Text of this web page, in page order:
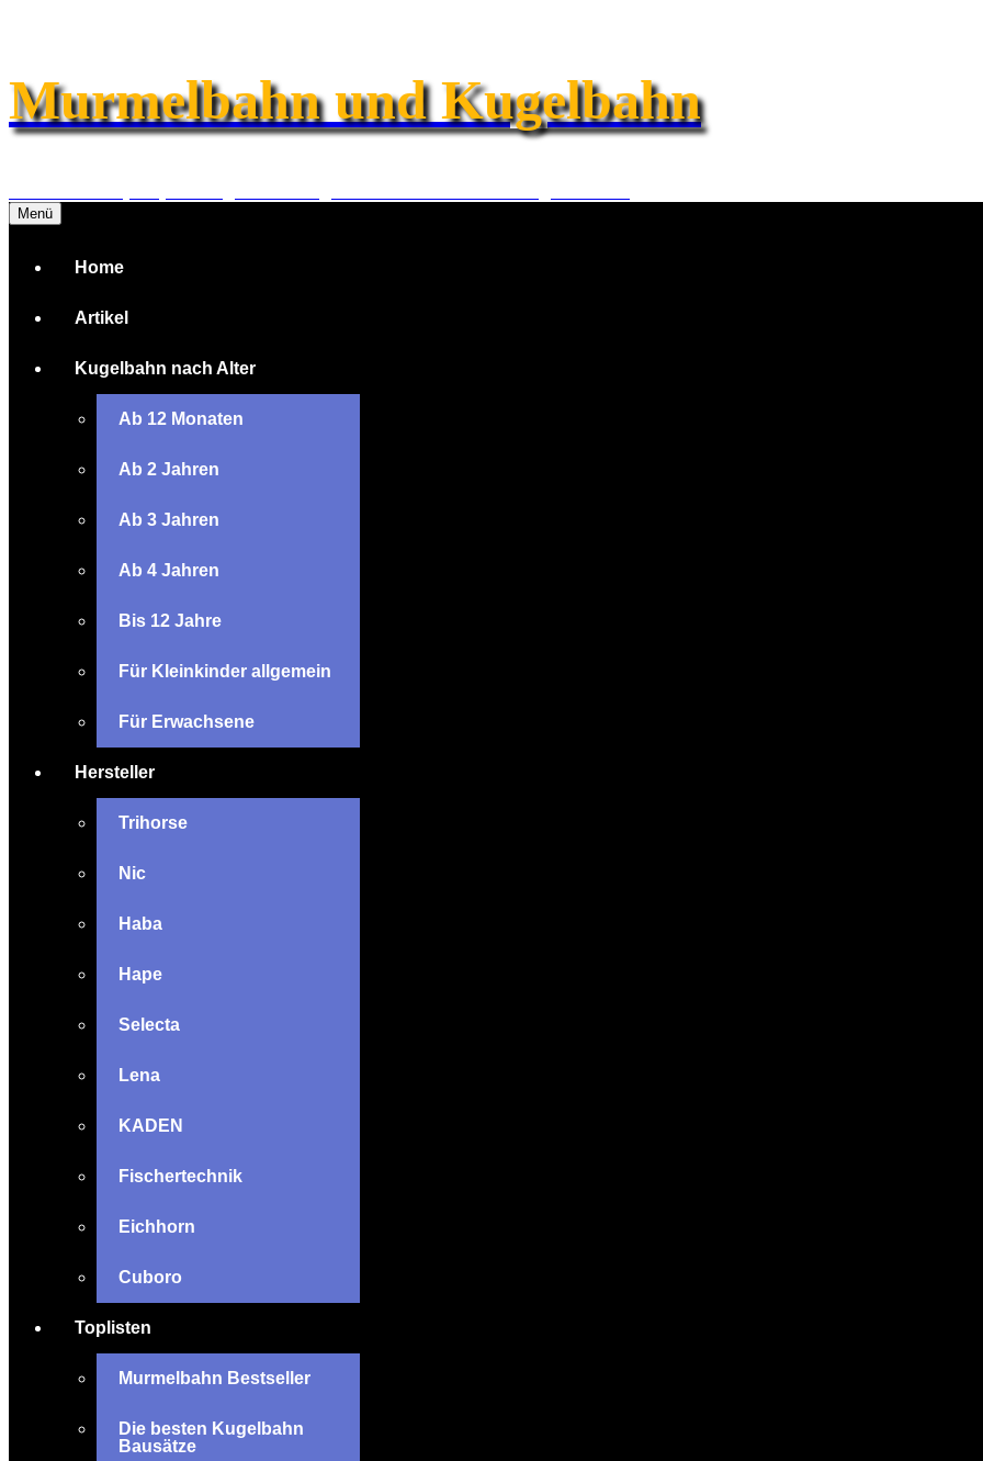
Murmelbahn und Kugelbahn
Menü
Home
Artikel
Kugelbahn nach Alter
Ab 12 Monaten
Ab 2 Jahren
Ab 3 Jahren
Ab 4 Jahren
Bis 12 Jahre
Für Kleinkinder allgemein
Für Erwachsene
Hersteller
Trihorse
Nic
Haba
Hape
Selecta
Lena
KADEN
Fischertechnik
Eichhorn
Cuboro
Toplisten
Murmelbahn Bestseller
Die besten Kugelbahn
Bausätze